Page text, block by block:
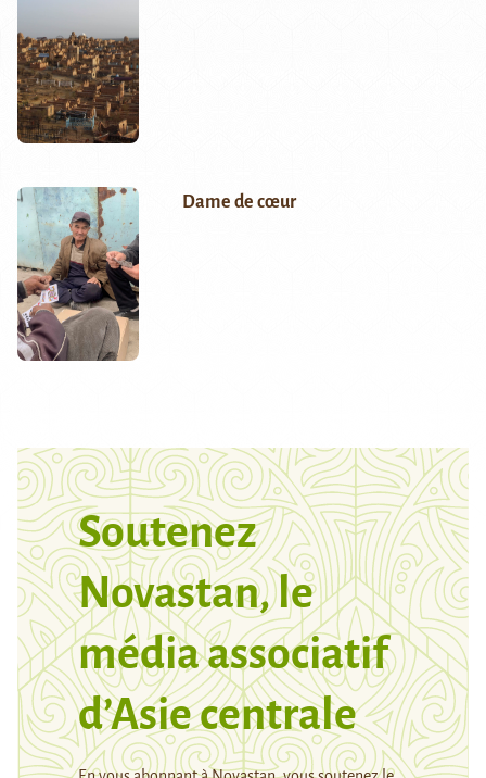
Dame de cœur
Soutenez
Novastan, le
média associatif
d’Asie centrale